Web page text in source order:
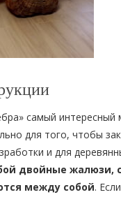
самый
для того, чтобы
и для
двойные жалюзи,
между собой.